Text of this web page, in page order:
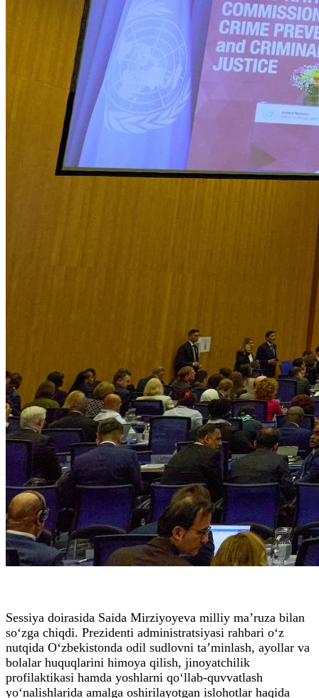
Sessiya doirasida Saida Mirziyoyeva milliy ma’ruza bilan
so‘zga chiqdi. Prezidenti administratsiyasi rahbari o‘z
nutqida O‘zbekistonda odil sudlovni ta’minlash, ayollar va
bolalar huquqlarini himoya qilish, jinoyatchilik
profilaktikasi hamda yoshlarni qo‘llab-quvvatlash
yo‘nalishlarida amalga oshirilayotgan islohotlar haqida